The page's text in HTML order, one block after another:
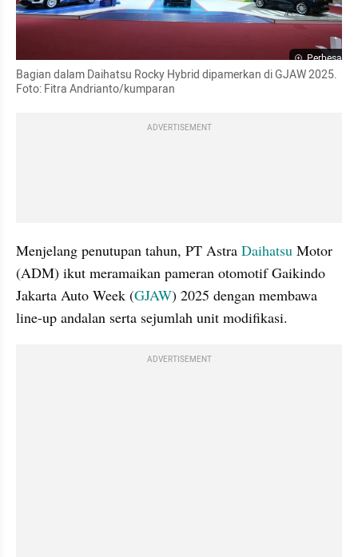
Perbesar
Bagian dalam Daihatsu Rocky Hybrid dipamerkan di GJAW 2025.
Foto: Fitra Andrianto/kumparan
ADVERTISEMENT
Menjelang penutupan tahun, PT Astra Daihatsu Motor
(ADM) ikut meramaikan pameran otomotif Gaikindo
Jakarta Auto Week (GJAW) 2025 dengan membawa
line-up andalan serta sejumlah unit modifikasi.
ADVERTISEMENT